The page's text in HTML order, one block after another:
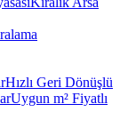
Hızlı Geri Dönüşlü
Uygun m² Fiyatlı